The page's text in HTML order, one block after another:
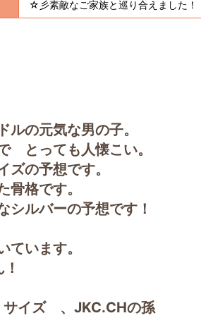
☆彡素敵なご家族と巡り合えました！
の元気な男の子。
とっても人懐こい。
の予想です。
格です。
シルバーの予想です！
います。
イズ 、JKC.CHの孫